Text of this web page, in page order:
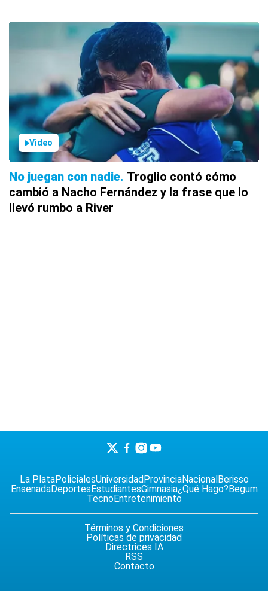
Video
No juegan con nadie Troglio contó cómo
cambió a Nacho Fernández y la frase que lo
llevó rumbo a River
La PlataPolicialesUniversidadProvinciaNacionalBerisso
EnsenadaDeportesEstudiantesGimnasia¿Qué Hago?Begum
TecnoEntretenimiento
Términos y Condiciones
Políticas de privacidad
Directrices IA
RSS
Contacto